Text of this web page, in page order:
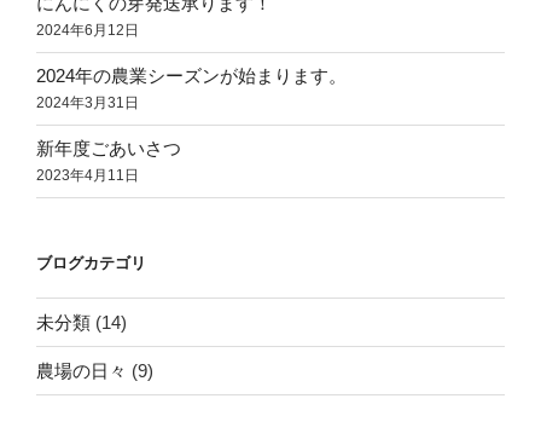
2024年6月12日
2024年の農業シーズンが始まります。
2024年3月31日
新年度ごあいさつ
2023年4月11日
ブログカテゴリ
未分類 (14)
農場の日々 (9)